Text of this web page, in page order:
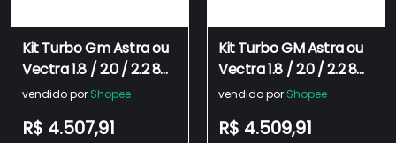
Kit Turbo Gm Astra ou
Vectra 1.8 / 2.0 / 2.2 8
Válvulas + Turbina
vendido por Shopee
R$ 4.507,91
Kit Turbo GM Astra ou
Vectra 1.8 / 2.0 / 2.2 8
Válvulas + Turbina
vendido por Shopee
R$ 4.509,91